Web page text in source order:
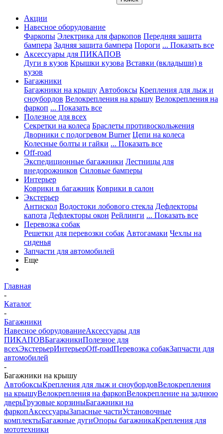
Акции
Навесное оборудование
Фаркопы Электрика для фаркопов Передняя защита
бампера Задняя защита бампера Пороги ... Показать все
Аксессуары для ПИКАПОВ
Дуги в кузов Крышки кузова Вставки (вкладыши) в
кузов
Багажники
Багажники на крышу Автобоксы Крепления для лыж и
сноубордов Велокрепления на крышу Велокрепления на
фаркоп ... Показать все
Полезное для всех
Секретки на колеса Браслеты противоскольжения
Дворники с подогревом Burner Цепи на колеса
Колесные болты и гайки ... Показать все
Off-road
Экспедиционные багажники Лестницы для
внедорожников Силовые бамперы
Интерьер
Коврики в багажник Коврики в салон
Экстерьер
Антискол Водостоки лобового стекла Дефлекторы
капота Дефлекторы окон Рейлинги ... Показать все
Перевозка собак
Решетки для перевозки собак Автогамаки Чехлы на
сиденья
Запчасти для автомобилей
Еще
Главная
-
Каталог
-
Багажники
Навесное оборудованиеАксессуары для
ПИКАПОВБагажникиПолезное для
всехЭкстерьерИнтерьерOff-roadПеревозка собакЗапчасти для
автомобилей
-
Багажники на крышу
АвтобоксыКрепления для лыж и сноубордовВелокрепления
на крышуВелокрепления на фаркопВелокрепление на заднюю
дверьГрузовые корзиныБагажники на
фаркопАксессуарыЗапасные частиУстановочные
комплектыБагажные дугиОпоры багажникаКрепления для
мототехники